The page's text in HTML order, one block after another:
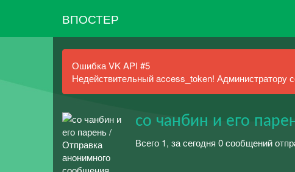
ВПОСТЕР
Ошибка VK API #5
Недействительный access_token! Администратору
со чанбин и его
Всего 1, за сегодня 0 сообщений